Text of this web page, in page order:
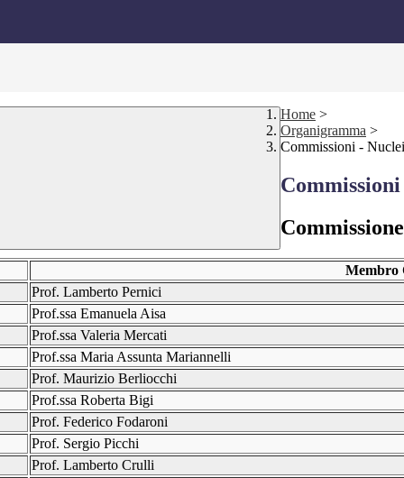
Home >
Organigramma >
Commissioni - Nuclei
Membro
Prof. Lamberto Pernici
Prof.ssa Emanuela Aisa
Prof.ssa Valeria Mercati
Prof.ssa Maria Assunta Mariannelli
Prof. Maurizio Berliocchi
Prof.ssa Roberta Bigi
Prof. Federico Fodaroni
Prof. Sergio Picchi
Prof. Lamberto Crulli